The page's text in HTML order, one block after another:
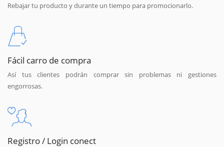
Rebajar tu producto y durante un tiempo para promocionarlo.
Fácil carro de compra
Así tus clientes podrán comprar sin problemas ni gestiones
engorrosas.
Registro / Login conect